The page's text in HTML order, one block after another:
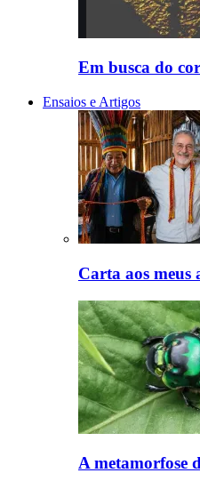
Em busca do
Ensaios e Artigos
Carta aos meus
A metamorfose